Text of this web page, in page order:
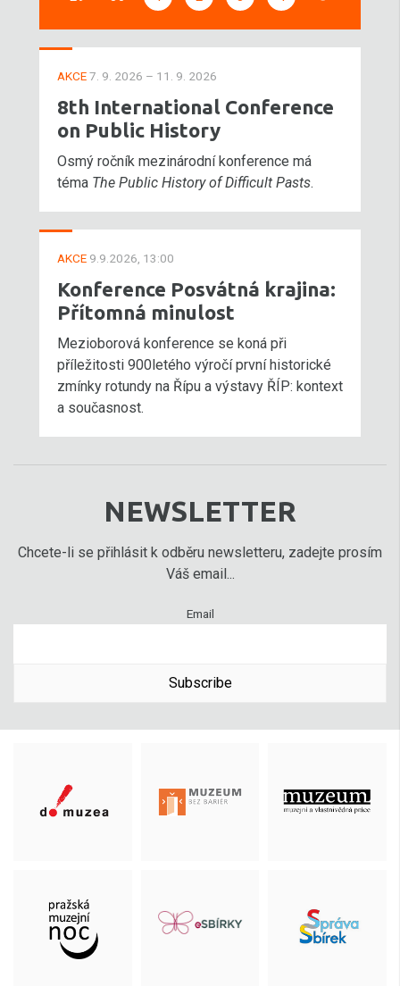
AKCE7. 9. 2026 – 11. 9. 2026
8th International Conference
on Public History
Osmý ročník mezinárodní konference má
téma The Public History of Difficult Pasts.
AKCE 9.9.2026, 13:00
Konference Posvátná krajina:
Přítomná minulost
Mezioborová konference se koná při
příležitosti 900letého výročí první historické
zmínky rotundy na Řípu a výstavy ŘÍP: kontext
a současnost.
NEWSLETTER
Chcete-li se přihlásit k odběru newsletteru, zadejte prosím
Váš email...
Email
Subscribe